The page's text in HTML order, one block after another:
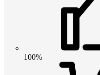
100%